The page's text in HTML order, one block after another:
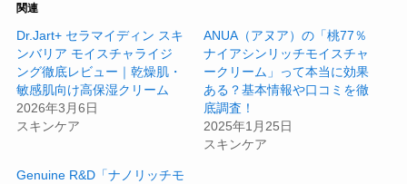
関連
Dr.Jart+ セラマイディン スキ
ンバリア モイスチャライジ
ング徹底レビュー｜乾燥肌・
敏感肌向け高保湿クリーム
2026年3月6日
スキンケア
ANUA（アヌア）の「桃77％
ナイアシンリッチモイスチャ
ークリーム」って本当に効果
ある？基本情報や口コミを徹
底調査！
2025年1月25日
スキンケア
Genuine R&D「ナノリッチモ